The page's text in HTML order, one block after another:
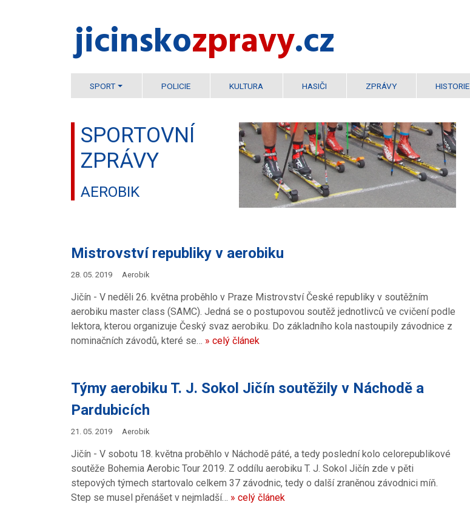
jicinsko​zpravy.cz
SPORT POLICIE KULTURA HASIČI ZPRÁVY HISTORIE
SPORTOVNÍ
ZPRÁVY
AEROBIK
Mistrovství republiky v aerobiku
28. 05. 2019 Aerobik
Jičín - V neděli 26. května proběhlo v Praze Mistrovství České republiky v soutěžním
aerobiku master class (SAMC). Jedná se o postupovou soutěž jednotlivců ve cvičení podle
lektora, kterou organizuje Český svaz aerobiku. Do základního kola nastoupily závodnice z
nominačních závodů, které se… » celý článek
Týmy aerobiku T. J. Sokol Jičín soutěžily v Náchodě a
Pardubicích
21. 05. 2019 Aerobik
Jičín - V sobotu 18. května proběhlo v Náchodě páté, a tedy poslední kolo celorepublikové
soutěže Bohemia Aerobic Tour 2019. Z oddílu aerobiku T. J. Sokol Jičín zde v pěti
stepových týmech startovalo celkem 37 závodnic, tedy o další zraněnou závodnici míň.
Step se musel přenášet v nejmladší… » celý článek